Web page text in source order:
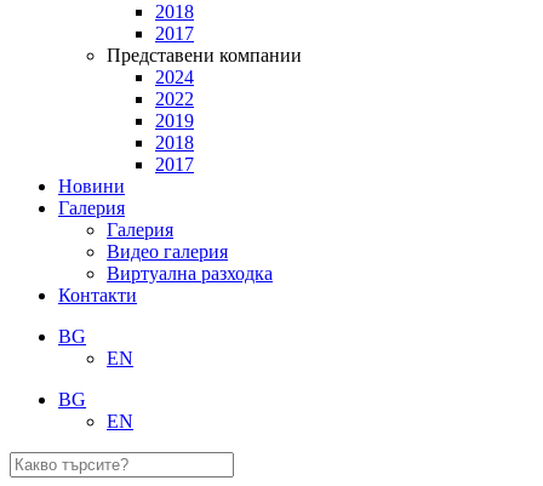
2018
2017
Представени компании
2024
2022
2019
2018
2017
Новини
Галерия
Галерия
Видео галерия
Виртуална разходка
Контакти
BG
EN
BG
EN